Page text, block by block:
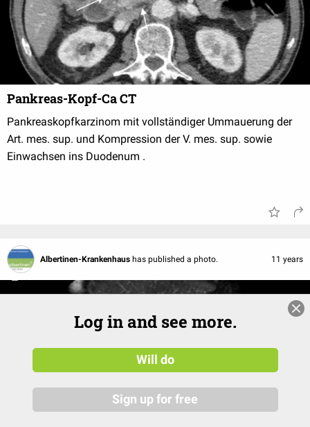
Pankreas-Kopf-Ca CT
Pankreaskopfkarzinom mit vollständiger Ummauerung der
Art. mes. sup. und Kompression der V. mes. sup. sowie
Einwachsen ins Duodenum .
Albertinen-Krankenhaus has published a photo. 11 years
Log in and see more.
Will do
Sign up for free